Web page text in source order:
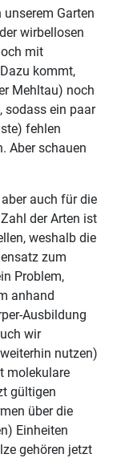
Garten
wirbellosen
mit
kommt,
Mehltau) noch
sodass ein paar
fehlen
Aber schauen
auch für die
der Arten ist
weshalb die
zum
Problem,
anhand
Ausbildung
wir
nutzen)
molekulare
gültigen
über die
Einheiten
gehören jetzt